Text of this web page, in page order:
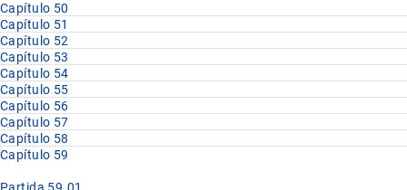
Capítulo 50
Capítulo 51
Capítulo 52
Capítulo 53
Capítulo 54
Capítulo 55
Capítulo 56
Capítulo 57
Capítulo 58
Capítulo 59